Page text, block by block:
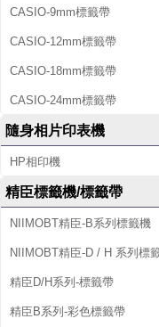
CASIO-9mm標籤帶
CASIO-12mm標籤帶
CASIO-18mm標籤帶
CASIO-24mm標籤帶
隨身相片印表機
HP相印機
精臣標籤機/標籤帶
NIIMOBT精臣-B系列標籤機
NIIMOBT精臣-D / H 系列標
精臣D/H系列-標籤帶
精臣B系列-彩色標籤帶